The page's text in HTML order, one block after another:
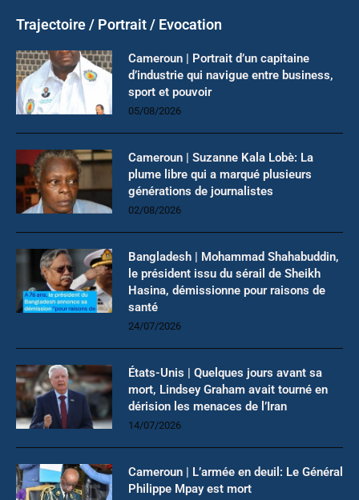
Trajectoire / Portrait / Evocation
Cameroun | Portrait d’un capitaine
d’industrie qui navigue entre business,
sport et pouvoir
05/08/2026
Cameroun | Suzanne Kala Lobè: La
plume libre qui a marqué plusieurs
générations de journalistes
02/08/2026
Bangladesh | Mohammad Shahabuddin,
le président issu du sérail de Sheikh
Hasina, démissionne pour raisons de
santé
24/07/2026
États-Unis | Quelques jours avant sa
mort, Lindsey Graham avait tourné en
dérision les menaces de l’Iran
14/07/2026
Cameroun | L’armée en deuil: Le Général
Philippe Mpay est mort